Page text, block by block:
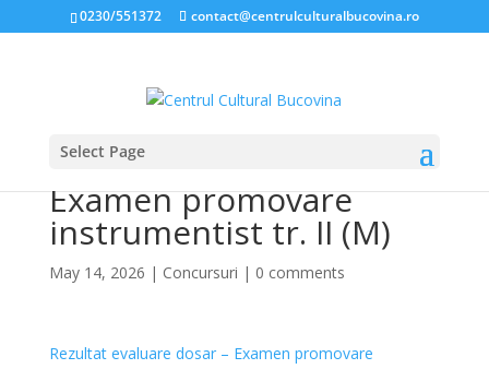
0230/551372 contact@centrulculturalbucovina.ro
Select Page
Rezultat evaluare dosar –
Examen promovare
instrumentist tr. II (M)
May 14, 2026 | Concursuri | 0 comments
Rezultat evaluare dosar – Examen promovare